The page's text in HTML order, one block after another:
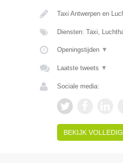
Taxi Antwerpen en
Diensten: Taxi,
Openingstijden ▼
Laatste tweets ▼
Sociale media:
BEKIJK